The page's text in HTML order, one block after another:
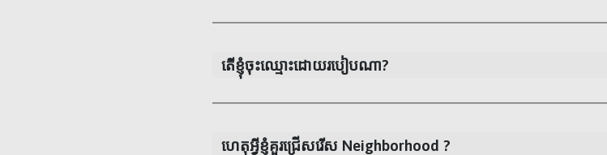
តើខ្ញុំចុះឈ្មោះដោយរបៀបណា?
ហេតុអ្វីខ្ញុំគួរជ្រើសរើស Neighborhood ?